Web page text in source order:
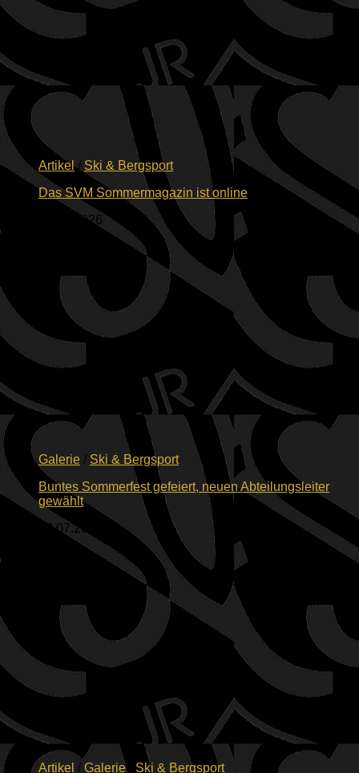
Artikel/ Ski & Bergsport
Das SVM Sommermagazin ist online
16.07.2026
Galerie / Ski & Bergsport
Buntes Sommerfest gefeiert, neuen Abteilungsleiter
gewählt
12.07.2026
Artikel / Galerie/ Ski & Bergsport